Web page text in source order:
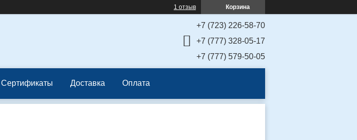
Корзина
1 отзыв
+7 (723) 226-58-70
+7 (777) 328-05-17
+7 (777) 579-50-05
Сертификаты Доставка Оплата